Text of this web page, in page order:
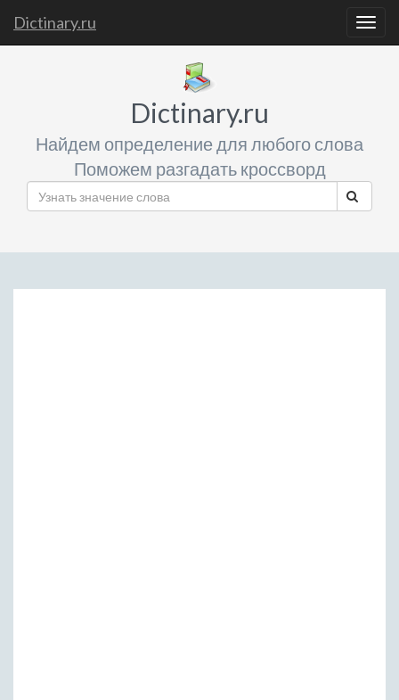
Dictinary.ru
Dictinary.ru
Найдем определение для любого слова
Поможем разгадать кроссворд